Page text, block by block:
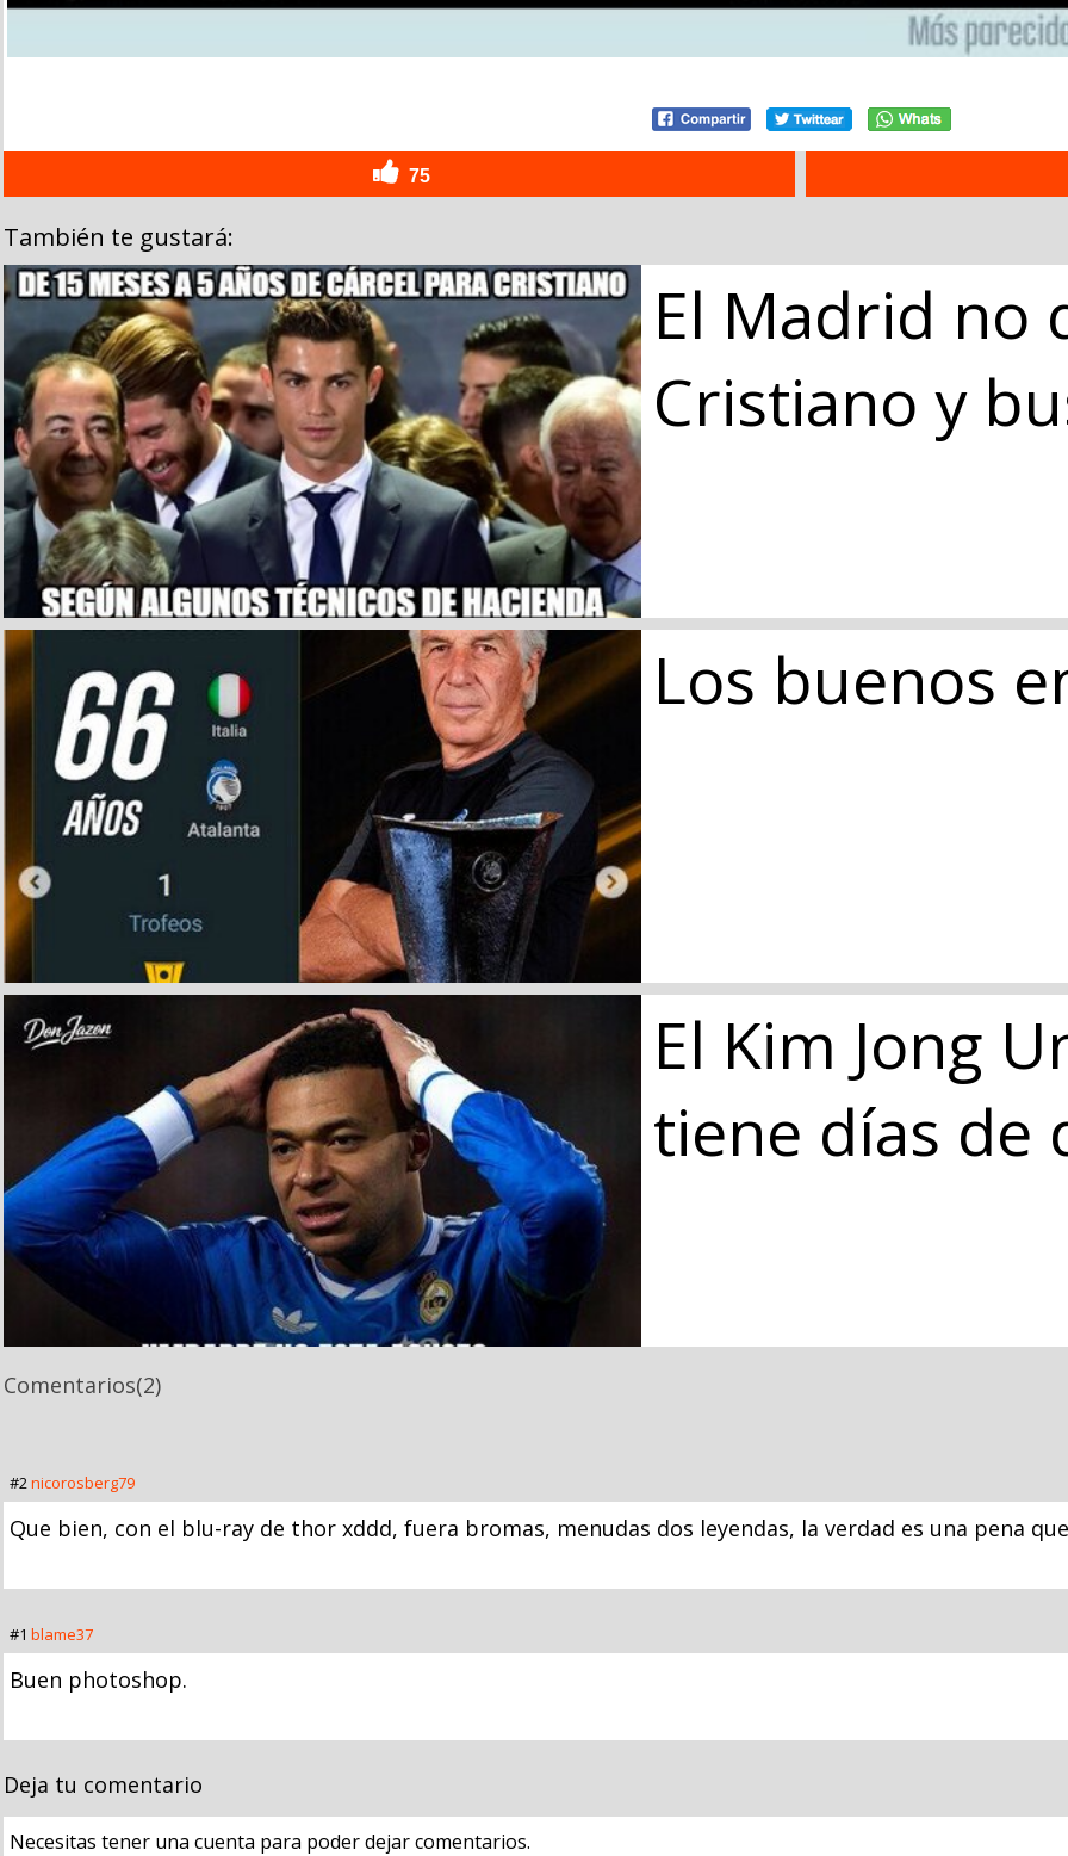
75
También te gustará:
El Madrid no
Cristiano y
Los buenos
El Kim Jong
tiene días de
Comentarios(2)
#2nicorosberg79
Que bien, con el blu-ray de thor xddd, fuera bromas, menudas dos leyendas, la verdad es una pena
#1 blame37
Buen photoshop.
Deja tu comentario
Necesitas tener una cuenta para poder dejar comentarios.